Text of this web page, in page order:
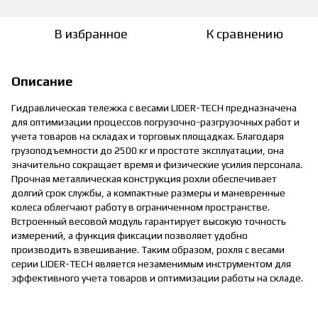
В избранное К сравнению
Описание
Гидравлическая тележка с весами LIDER-TECH предназначена
для оптимизации процессов погрузочно-разгрузочных работ и
учета товаров на складах и торговых площадках. Благодаря
грузоподъемности до 2500 кг и простоте эксплуатации, она
значительно сокращает время и физические усилия персонала.
Прочная металлическая конструкция рохли обеспечивает
долгий срок службы, а компактные размеры и маневренные
колеса облегчают работу в ограниченном пространстве.
Встроенный весовой модуль гарантирует высокую точность
измерений, а функция фиксации позволяет удобно
производить взвешивание. Таким образом, рохля с весами
серии LIDER-TECH является незаменимым инструментом для
эффективного учета товаров и оптимизации работы на складе.